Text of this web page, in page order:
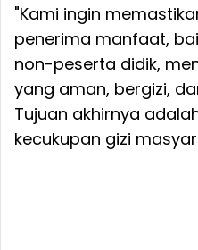
"Kami ingin
penerima manfaat,
non-peserta didik,
yang aman, bergizi,
Tujuan akhirnya
kecukupan gizi